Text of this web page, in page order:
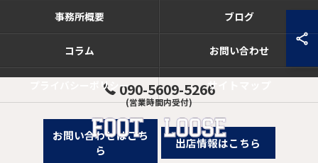
090-5609-5266
(営業時間内受付)
お問い合わせはこち
ら
出店情報はこちら
事務所概要 ブログ
コラム お問い合わせ
プライバシーポリシー サイトマップ
© 2026 三重県亀山市のハンバーガーならFOOT LOOSE ALL RIGHTS RESERVED.